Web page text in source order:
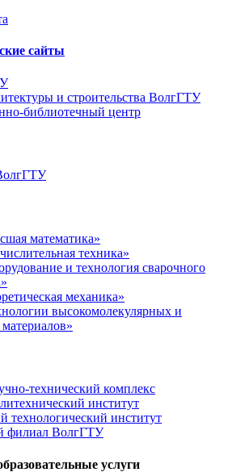
сайты
и строительства ВолгГТУ
библиотечный центр
математика»
техника»
и технология сварочного
механика»
высокомолекулярных и
технический комплекс
институт
институт
филиал ВолгГТУ
услуги